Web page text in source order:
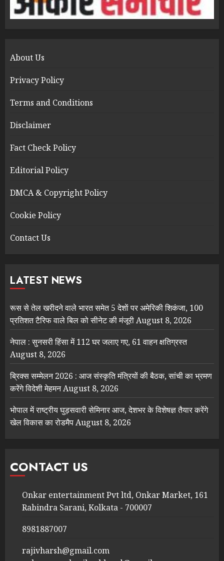
About Us
Privacy Policy
Terms and Conditions
Disclaimer
Fact Check Policy
Editorial Policy
DMCA & Copyright Policy
Cookie Policy
Contact Us
LATEST NEWS
रूस से तेल खरीदने वाले भारत समेत 5 देशाें पर अमेरिकी शिकंजा, 100
प्रतिशत टैरिफ वाले बिल को सीनेट की मंजूरीAugust 8, 2026
नेपाल : सुनसरी हिंसा में 112 घर जलाए गए, 61 वाहन क्षतिग्रस्त
August 8, 2026
ब्रिक्स सम्मेलन 2026 : आज संस्कृति मंत्रियों की बैठक, सांची का भ्रमण
करेंगे विदेशी मेहमनAugust 8, 2026
भोपाल में राष्ट्रीय घुड़सवारी सेमिनार आज, देशभर के विशेषज्ञ तैयार करेंगे
खेल विकास का रोडमैपAugust 8, 2026
CONTACT US
Onkar entertainment Pvt ltd, Onkar Market, 161
Rabindra Sarani, Kolkata - 700007
8981887007
rajivharsh@gmail.com